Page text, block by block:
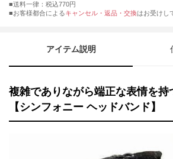
■送料一律：税込770円
■お客様都合によるキャンセル・返品・交換はお受けし
アイテム説明
複雑でありながら端正な表情を持
【シンフォニー ヘッドバンド】